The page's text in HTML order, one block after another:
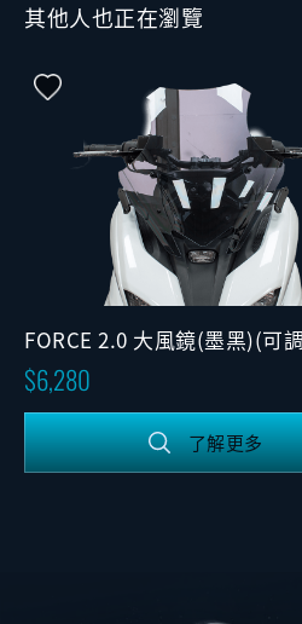
其他人也正在瀏覽
FORCE 2.0 大風鏡(墨黑)(可
6,280
了解更多